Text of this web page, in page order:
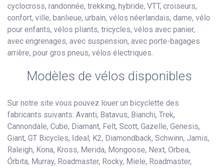
cyclocross, randonnée, trekking, hybride, VTT, croiseurs,
confort, ville, banlieue, urbain, vélos néerlandais, dame, vélo
pour enfants, vélos pliants, tricycles, vélos avec panier,
avec engrenages, avec suspension, avec porte-bagages
arrière, pour gros pneus, vélos électriques.
Modèles de vélos disponibles
Sur notre site vous pouvez louer un bicyclette des
fabricants suivants: Avanti, Batavus, Bianchi, Trek,
Cannondale, Cube, Diamant, Felt, Scott, Gazelle, Genesis,
Giant, GT Bicycles, Ideal, K2, Diamondback, Schwinn, Jamis,
Raleigh, Kona, Kross, Merida, Mongoose, Next, Orbea,
Órbita, Murray, Roadmaster, Rocky, Miele, Roadmaster,